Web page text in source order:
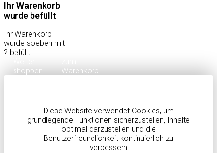
Ihr Warenkorb
wurde befüllt
Ihr Warenkorb
wurde soeben mit
? befüllt.
shoppen
Warenkorb
Diese Website verwendet Cookies, um
grundlegende Funktionen sicherzustellen, Inhalte
optimal darzustellen und die
Benutzerfreundlichkeit kontinuierlich zu
verbessern